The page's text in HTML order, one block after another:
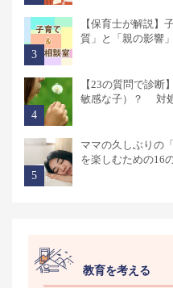
【保育士が解説】
質」と「親の影響
【23の質問で診断
敏感な子）？ 対
ママの久しぶりの
を楽しむための16
教育を考える